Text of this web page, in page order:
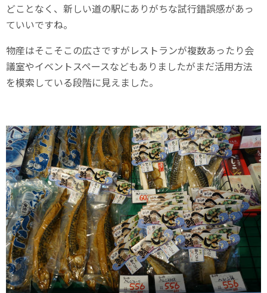
どことなく、新しい道の駅にありがちな試行錯誤感があっ
ていいですね。
物産はそこそこの広さですがレストランが複数あったり会
議室やイベントスペースなどもありましたがまだ活用方法
を模索している段階に見えました。